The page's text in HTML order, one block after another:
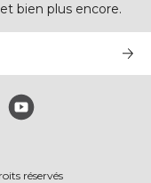
bien plus encore.
réservés